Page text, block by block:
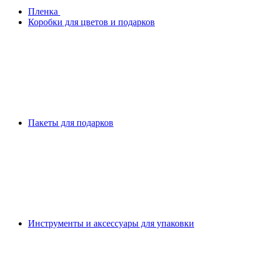
Плeнка
Коробки для цветов и подарков
Пакеты для подарков
Инструменты и аксессуары для упаковки